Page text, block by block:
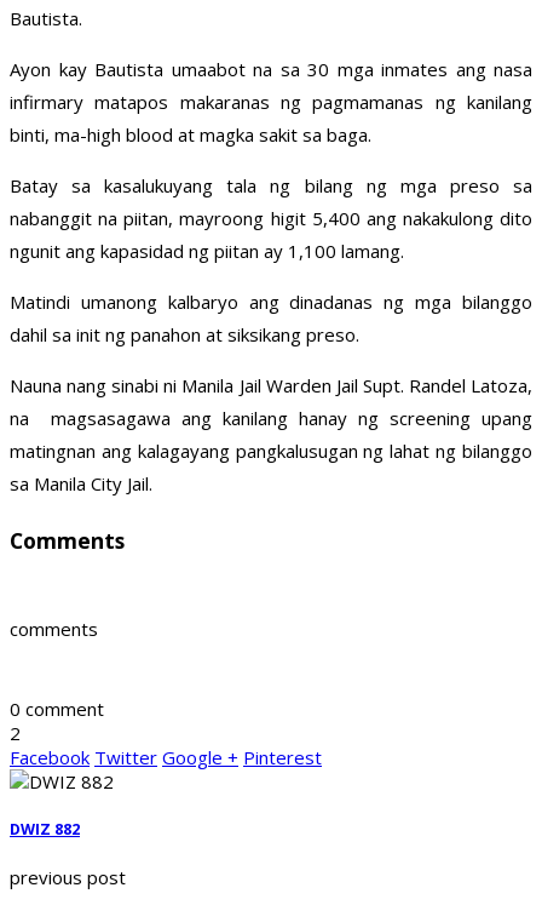
Bautista.
Ayon kay Bautista umaabot na sa 30 mga inmates ang nasa
infirmary matapos makaranas ng pagmamanas ng kanilang
binti, ma-high blood at magka sakit sa baga.
Batay sa kasalukuyang tala ng bilang ng mga preso sa
nabanggit na piitan, mayroong higit 5,400 ang nakakulong dito
ngunit ang kapasidad ng piitan ay 1,100 lamang.
Matindi umanong kalbaryo ang dinadanas ng mga bilanggo
dahil sa init ng panahon at siksikang preso.
Nauna nang sinabi ni Manila Jail Warden Jail Supt. Randel Latoza,
na magsasagawa ang kanilang hanay ng screening upang
matingnan ang kalagayang pangkalusugan ng lahat ng bilanggo
sa Manila City Jail.
Comments
comments
0 comment
2
Facebook Twitter Google + Pinterest
DWIZ 882
previous post